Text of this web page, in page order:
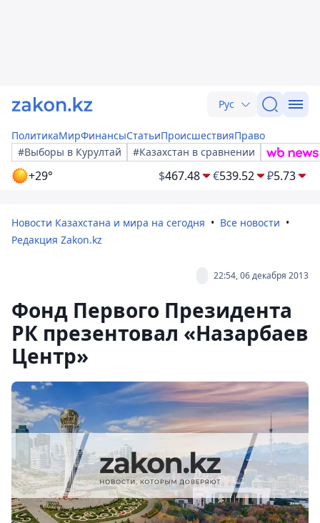
Рус
ПолитикаМирФинансыСтатьиПроисшествияПраво
#Выборы в Курултай
#Казахстан в сравнении
+29° $467.48 €539.52 ₽5.73
Новости Казахстана и мира на сегодня
Все новости
Редакция Zakon.kz
22:54, 06 декабря 2013
Фонд Первого Президента
РК презентовал «Назарбаев
Центр»